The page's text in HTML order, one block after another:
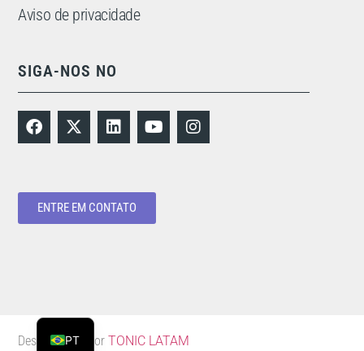
Aviso de privacidade
SIGA-NOS NO
ENTRE EM CONTATO
Desenvolvido porTONIC LATAM
PT